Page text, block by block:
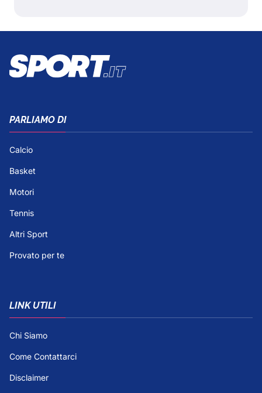
PARLIAMO DI
Calcio
Basket
Motori
Tennis
Altri Sport
Provato per te
LINK UTILI
Chi Siamo
Come Contattarci
Disclaimer